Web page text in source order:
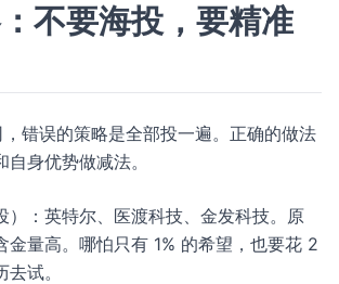
不要海投，要精准
错误的策略是全部投一遍。正确的做法
身优势做减法。
）：英特尔、医渡科技、金发科技。原
金量高。哪怕只有 1% 的希望，也要花 2
试。